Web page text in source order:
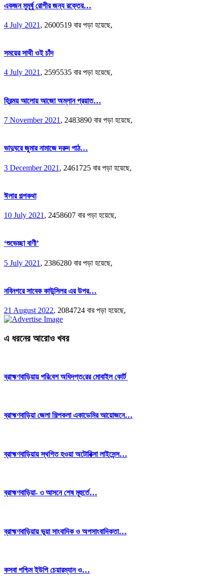
একজন মুমূর্ষু রোগীর জন্য রক্তের…
4 July 2021 , 2600519 বার পড়া হয়েছে,
সময়ের সাথী ওই চাঁদ
4 July 2021, 2595535 বার পড়া হয়েছে,
হিরন্ময় আলোয় আজো অম্লান প্রয়াত…
7 November 2021 , 2483890 বার পড়া হয়েছে,
ভাদুঘরে জুমার নামাজে দরুদ পাঠ…
3 December 2021 , 2461725 বার পড়া হয়েছে,
ঈলার গল্পকথা
10 July 2021 , 2458607 বার পড়া হয়েছে,
‘শুভেচ্ছা বাণী’
5 July 2021 , 2386280 বার পড়া হয়েছে,
নবিনগরে সাবেক কাউন্সিলর এর উপর…
21 August 2022, 2084724 বার পড়া হয়েছে,
এ ধরনের আরোও খবর
ব্রাহ্মণবা‌ড়িয়ায় প‌রি‌বেশ অ‌ধিদপ্ত‌রের মোবাইল কোর্ট
ব্রাহ্মণবাড়িয়া জেলা শিল্পকলা একাডেমির আয়োজনে…
ব্রাহ্মণবাড়িয়ায় স্থগিত হওয়া অটোরিক্সা লাইসেন্স…
ব্রাহ্মণবাড়িয়া- ৩ আসনে শেষ মূহুর্তে…
ব্রাহ্মণবাড়িয়ায় ভূয়া সাংবাদিক ও অপসাংবাদিকতা…
কসবা পশ্চিম ইউপি চেয়ারম্যান ও…